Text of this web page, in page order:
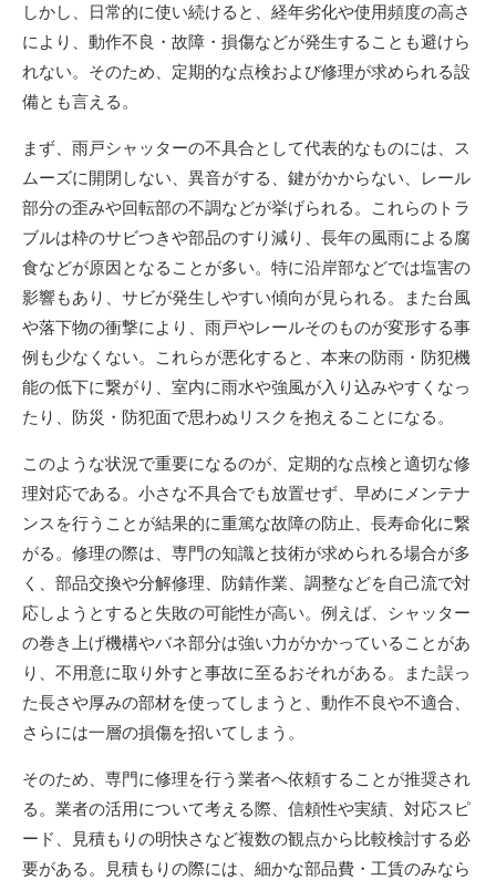
しかし、日常的に使い続けると、経年劣化や使用頻度の高さ
により、動作不良・故障・損傷などが発生することも避けら
れない。そのため、定期的な点検および修理が求められる設
備とも言える。
まず、雨戸シャッターの不具合として代表的なものには、ス
ムーズに開閉しない、異音がする、鍵がかからない、レール
部分の歪みや回転部の不調などが挙げられる。これらのトラ
ブルは枠のサビつきや部品のすり減り、長年の風雨による腐
食などが原因となることが多い。特に沿岸部などでは塩害の
影響もあり、サビが発生しやすい傾向が見られる。また台風
や落下物の衝撃により、雨戸やレールそのものが変形する事
例も少なくない。これらが悪化すると、本来の防雨・防犯機
能の低下に繋がり、室内に雨水や強風が入り込みやすくなっ
たり、防災・防犯面で思わぬリスクを抱えることになる。
このような状況で重要になるのが、定期的な点検と適切な修
理対応である。小さな不具合でも放置せず、早めにメンテナ
ンスを行うことが結果的に重篤な故障の防止、長寿命化に繋
がる。修理の際は、専門の知識と技術が求められる場合が多
く、部品交換や分解修理、防錆作業、調整などを自己流で対
応しようとすると失敗の可能性が高い。例えば、シャッター
の巻き上げ機構やバネ部分は強い力がかかっていることがあ
り、不用意に取り外すと事故に至るおそれがある。また誤っ
た長さや厚みの部材を使ってしまうと、動作不良や不適合、
さらには一層の損傷を招いてしまう。
そのため、専門に修理を行う業者へ依頼することが推奨され
る。業者の活用について考える際、信頼性や実績、対応スピ
ード、見積もりの明快さなど複数の観点から比較検討する必
要がある。見積もりの際には、細かな部品費・工賃のみなら